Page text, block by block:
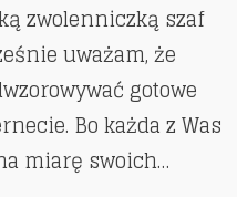
zwolenniczką szaf
uważam, że
gotowe
Bo każda z Was
miarę swoich…